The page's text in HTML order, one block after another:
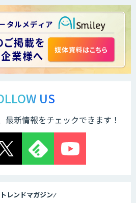
け生成AIソリューション（受託開
コンサル）
託開発・導入支援
US
最新情報をチェックできます！
レンドマガジン